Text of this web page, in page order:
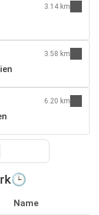
3.14 km
3.58 km
6.20 km
Name